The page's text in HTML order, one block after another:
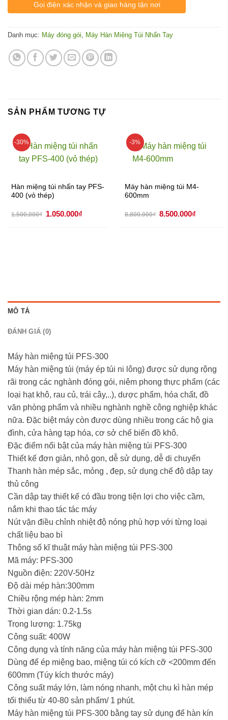
Gọi điện xác nhận và giao hàng tận nơi
Danh mục: Máy đóng gói, Máy Hàn Miệng Túi Nhấn Tay
SẢN PHẨM TƯƠNG TỰ
-30%
Hàn miệng túi nhấn tay PFS-
400 (vỏ thép)
1.500.000₫ Giá
gốc
1.050.000₫
-3%
Máy hàn miệng túi M4-
600mm
8.800.000₫ Giá
gốc
8.500.000₫
MÔ TẢ
ĐÁNH GIÁ (0)
Máy hàn miệng túi PFS-300
Máy hàn miệng túi (máy ép túi ni lông) được sử dụng rộng
rãi trong các nghành đóng gói, niêm phong thực phẩm (các
loại hạt khô, rau củ, trái cây,..), dược phẩm, hóa chất, đồ
văn phòng phẩm và nhiều nghành nghề công nghiệp khác
nữa. Đặc biệt máy còn được dùng nhiều trong các hộ gia
đình, cửa hàng tạp hóa, cơ sở chế biến đồ khô.
Đặc điểm nổi bật của máy hàn miệng túi PFS-300
Thiết kế đơn giản, nhỏ gọn, dễ sử dụng, dễ di chuyển
Thanh hàn mép sắc, mỏng , đẹp, sử dụng chế độ dập tay
thủ công
Cần dập tay thiết kế có đầu trong tiện lợi cho việc cầm,
nắm khi thao tác tác máy
Nút vặn điều chỉnh nhiệt độ nóng phù hợp với từng loại
chất liệu bao bì
Thông số kĩ thuật máy hàn miệng túi PFS-300
Mã máy: PFS-300
Nguồn điện: 220V-50Hz
Độ dài mép hàn:300mm
Chiều rộng mép hàn: 2mm
Thời gian dán: 0.2-1.5s
Trọng lượng: 1.75kg
Công suất: 400W
Công dụng và tính năng của máy hàn miệng túi PFS-300
Dùng để ép miệng bao, miệng túi có kích cỡ <200mm đến
600mm (Túy kích thước máy)
Công suất máy lớn, làm nóng nhanh, một chu kì hàn mép
tối thiểu từ 40-80 sản phẩm/ 1 phút.
Máy hàn miệng túi PFS-300 bằng tay sử dụng để hàn kín